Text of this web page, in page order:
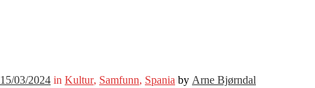
15/03/2024 in Kultur, Samfunn, Spania by Arne Bjørndal